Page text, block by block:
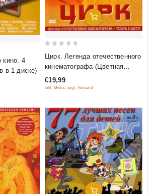
В Корзину
кино. 4
в 1 диске)
Добавить В Корзину
out
5
Цирк. Легенда отечественного
кинематографа (Цветная
версия)
€19,99
inkl. Mwst., zzgl. Versand
Добавить В Корзину